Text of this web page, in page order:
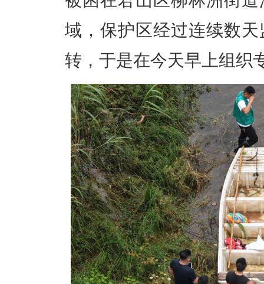
域，保护区经过连续数
转，于是在今天早上组织